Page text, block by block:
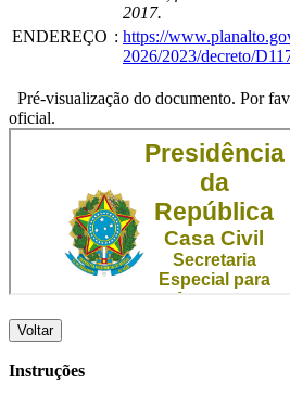
2017.
ENDEREÇO : https://
2026/2023/decreto/
Pré-visualização do documento. Por
oficial.
Voltar
Instruções